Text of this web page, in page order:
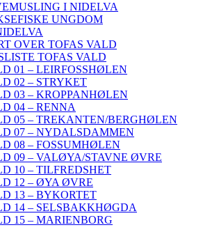
I NIDELVA
UNGDOM
OVER TOFAS VALD
TOFAS VALD
01 – LEIRFOSSHØLEN
02 – STRYKET
03 – KROPPANHØLEN
04 – RENNA
05 – TREKANTEN/BERGHØLEN
07 – NYDALSDAMMEN
08 – FOSSUMHØLEN
09 – VALØYA/STAVNE ØVRE
10 – TILFREDSHET
12 – ØYA ØVRE
13 – BYKORTET
14 – SELSBAKKHØGDA
15 – MARIENBORG